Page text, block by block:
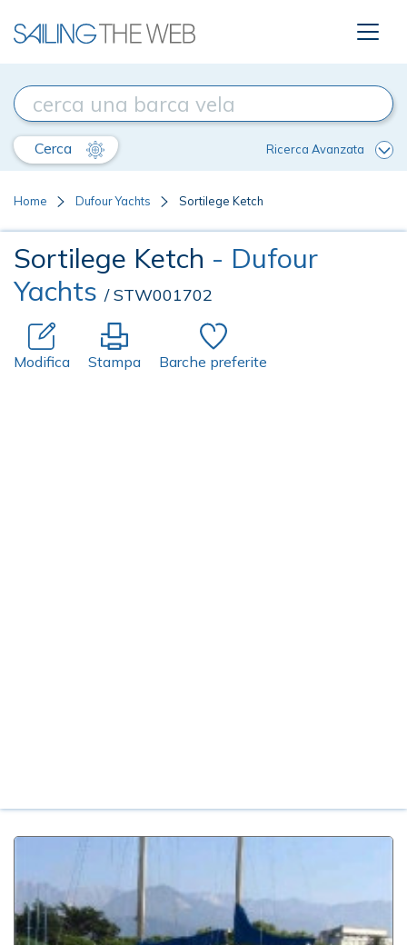
Cerca Ricerca Avanzata
Home Dufour Yachts Sortilege Ketch
Sortilege Ketch - Dufour
Yachts / STW001702
Modifica Stampa Barche preferite